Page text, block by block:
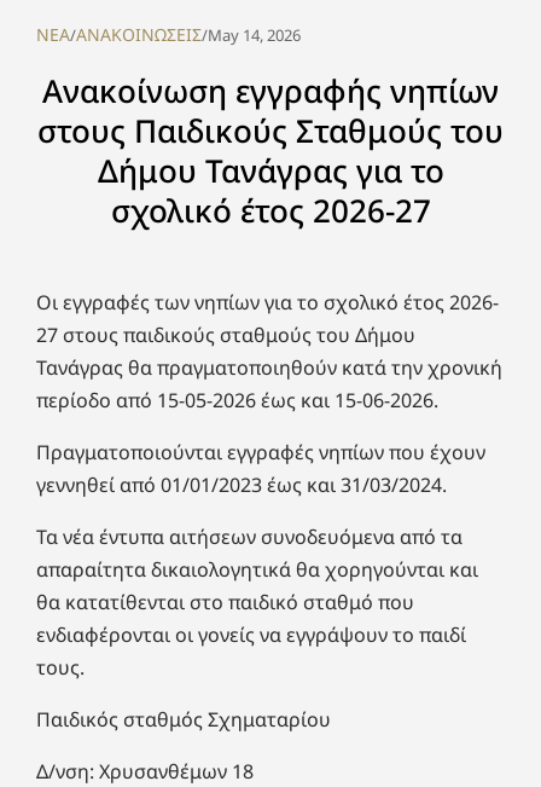
NEA/ΑΝΑΚΟΙΝΩΣΕΙΣ/May 14, 2026
Ανακοίνωση εγγραφής νηπίων
στους Παιδικούς Σταθμούς του
Δήμου Τανάγρας για το
σχολικό έτος 2026-27
Οι εγγραφές των νηπίων για το σχολικό έτος 2026-
27 στους παιδικούς σταθμούς του Δήμου
Τανάγρας θα πραγματοποιηθούν κατά την χρονική
περίοδο από 15-05-2026 έως και 15-06-2026.
Πραγματοποιούνται εγγραφές νηπίων που έχουν
γεννηθεί από 01/01/2023 έως και 31/03/2024.
Τα νέα έντυπα αιτήσεων συνοδευόμενα από τα
απαραίτητα δικαιολογητικά θα χορηγούνται και
θα κατατίθενται στο παιδικό σταθμό που
ενδιαφέρονται οι γονείς να εγγράψουν το παιδί
τους.
Παιδικός σταθμός Σχηματαρίου
Δ/νση: Χρυσανθέμων 18